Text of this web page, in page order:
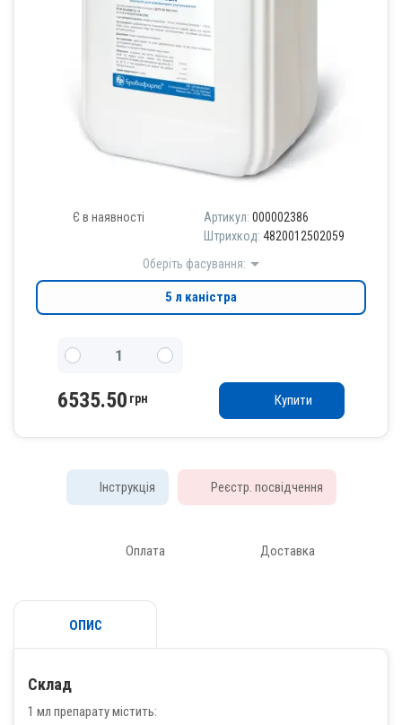
Є в наявності Артикул: 000002386
Штрихкод: 4820012502059
Оберіть фасування:
5 л каністра
6535.50 грн Купити
Інструкція Реєстр. посвідчення
Оплата Доставка
ОПИС
Склад
1 мл препарату містить: